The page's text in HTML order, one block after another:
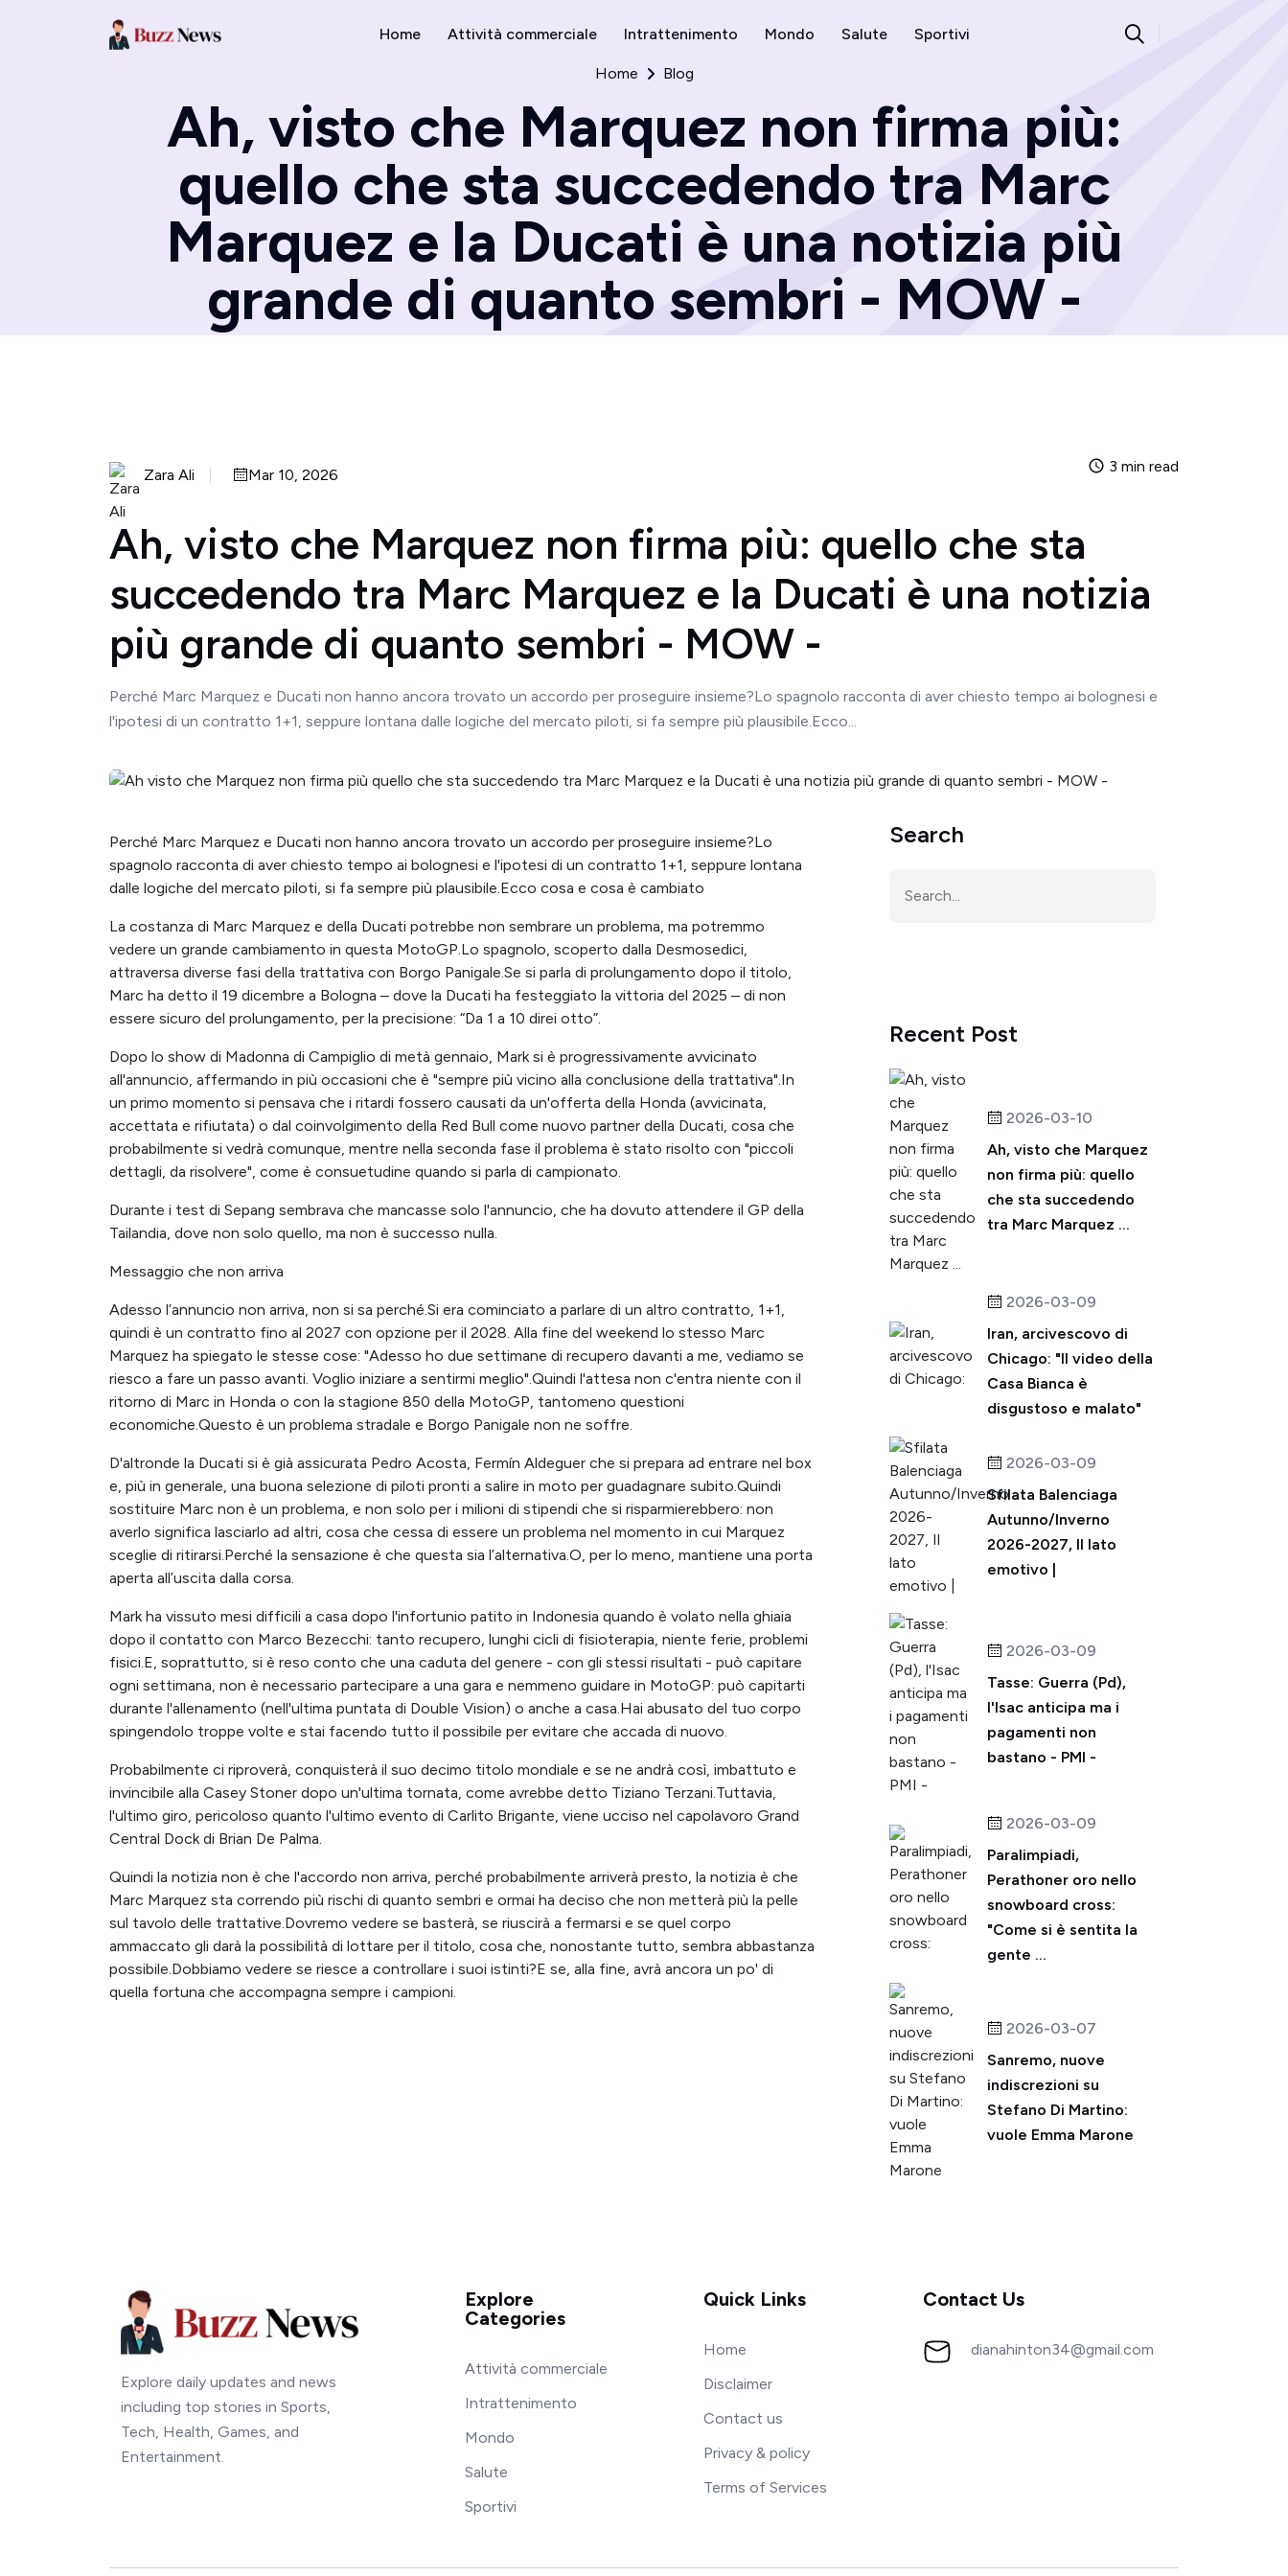
Home Attività commerciale Intrattenimento Mondo Salute Sportivi
Home Blog
Ah, visto che Marquez non firma più:
quello che sta succedendo tra Marc
Marquez e la Ducati è una notizia più
grande di quanto sembri - MOW -
Zara Ali Mar 10, 2026 3 min read
Ah, visto che Marquez non firma più: quello che sta
succedendo tra Marc Marquez e la Ducati è una notizia
più grande di quanto sembri - MOW -
Perché Marc Marquez e Ducati non hanno ancora trovato un accordo per proseguire insieme?Lo spagnolo racconta di aver chiesto tempo ai bolognesi e
l'ipotesi di un contratto 1+1, seppure lontana dalle logiche del mercato piloti, si fa sempre più plausibile.Ecco...
Perché Marc Marquez e Ducati non hanno ancora trovato un accordo per proseguire insieme?Lo
spagnolo racconta di aver chiesto tempo ai bolognesi e l'ipotesi di un contratto 1+1, seppure lontana
dalle logiche del mercato piloti, si fa sempre più plausibile.Ecco cosa e cosa è cambiato
La costanza di Marc Marquez e della Ducati potrebbe non sembrare un problema, ma potremmo
vedere un grande cambiamento in questa MotoGP.Lo spagnolo, scoperto dalla Desmosedici,
attraversa diverse fasi della trattativa con Borgo Panigale.Se si parla di prolungamento dopo il titolo,
Marc ha detto il 19 dicembre a Bologna – dove la Ducati ha festeggiato la vittoria del 2025 – di non
essere sicuro del prolungamento, per la precisione: “Da 1 a 10 direi otto”.
Dopo lo show di Madonna di Campiglio di metà gennaio, Mark si è progressivamente avvicinato
all'annuncio, affermando in più occasioni che è "sempre più vicino alla conclusione della trattativa".In
un primo momento si pensava che i ritardi fossero causati da un'offerta della Honda (avvicinata,
accettata e rifiutata) o dal coinvolgimento della Red Bull come nuovo partner della Ducati, cosa che
probabilmente si vedrà comunque, mentre nella seconda fase il problema è stato risolto con "piccoli
dettagli, da risolvere", come è consuetudine quando si parla di campionato.
Durante i test di Sepang sembrava che mancasse solo l'annuncio, che ha dovuto attendere il GP della
Tailandia, dove non solo quello, ma non è successo nulla.
Messaggio che non arriva
Adesso l’annuncio non arriva, non si sa perché.Si era cominciato a parlare di un altro contratto, 1+1,
quindi è un contratto fino al 2027 con opzione per il 2028. Alla fine del weekend lo stesso Marc
Marquez ha spiegato le stesse cose: "Adesso ho due settimane di recupero davanti a me, vediamo se
riesco a fare un passo avanti. Voglio iniziare a sentirmi meglio".Quindi l'attesa non c'entra niente con il
ritorno di Marc in Honda o con la stagione 850 della MotoGP, tantomeno questioni
economiche.Questo è un problema stradale e Borgo Panigale non ne soffre.
D'altronde la Ducati si è già assicurata Pedro Acosta, Fermín Aldeguer che si prepara ad entrare nel box
e, più in generale, una buona selezione di piloti pronti a salire in moto per guadagnare subito.Quindi
sostituire Marc non è un problema, e non solo per i milioni di stipendi che si risparmierebbero: non
averlo significa lasciarlo ad altri, cosa che cessa di essere un problema nel momento in cui Marquez
sceglie di ritirarsi.Perché la sensazione è che questa sia l’alternativa.O, per lo meno, mantiene una porta
aperta all’uscita dalla corsa.
Mark ha vissuto mesi difficili a casa dopo l'infortunio patito in Indonesia quando è volato nella ghiaia
dopo il contatto con Marco Bezecchi: tanto recupero, lunghi cicli di fisioterapia, niente ferie, problemi
fisici.E, soprattutto, si è reso conto che una caduta del genere - con gli stessi risultati - può capitare
ogni settimana, non è necessario partecipare a una gara e nemmeno guidare in MotoGP: può capitarti
durante l'allenamento (nell'ultima puntata di Double Vision) o anche a casa.Hai abusato del tuo corpo
spingendolo troppe volte e stai facendo tutto il possibile per evitare che accada di nuovo.
Probabilmente ci riproverà, conquisterà il suo decimo titolo mondiale e se ne andrà così, imbattuto e
invincibile alla Casey Stoner dopo un'ultima tornata, come avrebbe detto Tiziano Terzani.Tuttavia,
l'ultimo giro, pericoloso quanto l'ultimo evento di Carlito Brigante, viene ucciso nel capolavoro Grand
Central Dock di Brian De Palma.
Quindi la notizia non è che l'accordo non arriva, perché probabilmente arriverà presto, la notizia è che
Marc Marquez sta correndo più rischi di quanto sembri e ormai ha deciso che non metterà più la pelle
sul tavolo delle trattative.Dovremo vedere se basterà, se riuscirà a fermarsi e se quel corpo
ammaccato gli darà la possibilità di lottare per il titolo, cosa che, nonostante tutto, sembra abbastanza
possibile.Dobbiamo vedere se riesce a controllare i suoi istinti?E se, alla fine, avrà ancora un po' di
quella fortuna che accompagna sempre i campioni.
Search
Recent Post
2026-03-10
Ah, visto che Marquez
non firma più: quello
che sta succedendo
tra Marc Marquez ...
2026-03-09
Iran, arcivescovo di
Chicago: "Il video della
Casa Bianca è
disgustoso e malato"
2026-03-09
Sfilata Balenciaga
Autunno/Inverno
2026-2027, Il lato
emotivo |
2026-03-09
Tasse: Guerra (Pd),
l'Isac anticipa ma i
pagamenti non
bastano - PMI -
2026-03-09
Paralimpiadi,
Perathoner oro nello
snowboard cross:
"Come si è sentita la
gente ...
2026-03-07
Sanremo, nuove
indiscrezioni su
Stefano Di Martino:
vuole Emma Marone
Explore daily updates and news
including top stories in Sports,
Tech, Health, Games, and
Entertainment.
Explore
Categories
Attività commerciale
Intrattenimento
Mondo
Salute
Sportivi
Quick Links
Home
Disclaimer
Contact us
Privacy & policy
Terms of Services
Contact Us
dianahinton34@gmail.com